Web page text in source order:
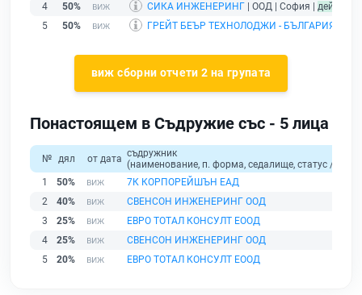
4
50% СИКА ИНЖЕНЕРИНГ | ООД | София | действащ
5
50% ГРЕЙТ БЕЪР ТЕХНОЛОДЖИ - БЪЛГАРИЯ
виж сборни отчети 2 на групата
Понастоящем в Съдружие със - 5 лица
№ дял от дата съдружник
(наименование, п. форма, седалище, статус /
1
50%
7К КОРПОРЕЙШЪН ЕАД
2
40%
СВЕНСОН ИНЖЕНЕРИНГ ООД
3
25%
ЕВРО ТОТАЛ КОНСУЛТ ЕООД
4
25%
СВЕНСОН ИНЖЕНЕРИНГ ООД
5
20% ЕВРО ТОТАЛ КОНСУЛТ ЕООД